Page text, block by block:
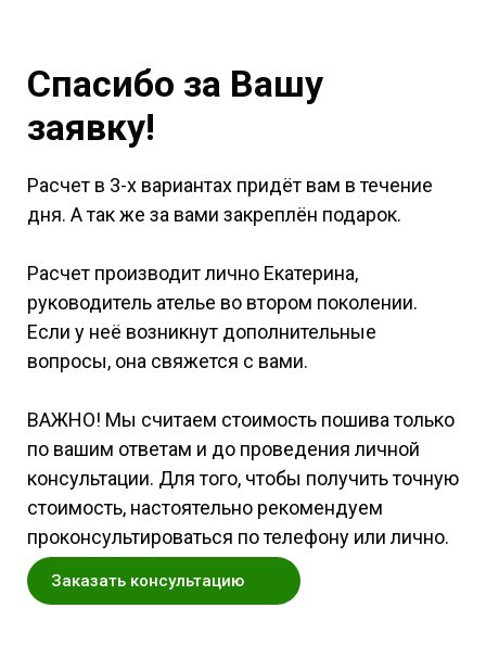
Спасибо за Вашу
заявку!
Расчет в 3-х вариантах придёт вам в течение
дня. А так же за вами закреплён подарок.
Расчет производит лично Екатерина,
руководитель ателье во втором поколении.
Если у неё возникнут дополнительные
вопросы, она свяжется с вами.
ВАЖНО! Мы считаем стоимость пошива только
по вашим ответам и до проведения личной
консультации. Для того, чтобы получить точную
стоимость, настоятельно рекомендуем
проконсультироваться по телефону или лично.
Заказать консультацию